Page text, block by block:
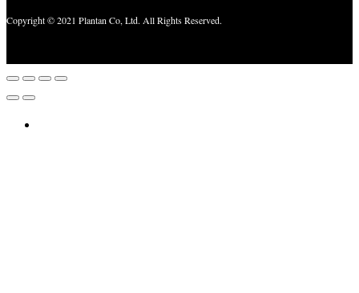
Copyright © 2021 Plantan Co, Ltd. All Rights Reserved.